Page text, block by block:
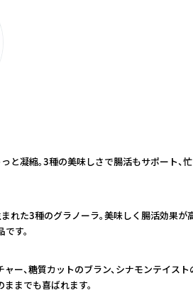
と凝縮。3種の美味しさで腸活もサポート、
れた3種のグラノーラ。美味しく腸活効果が
す。
ー、糖質カットのブラン、シナモンテイス
までも喜ばれます。